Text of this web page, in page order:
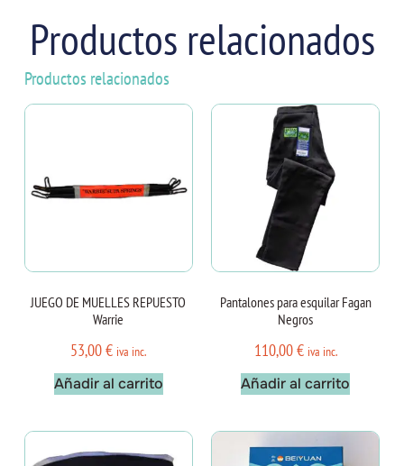
Productos relacionados
Productos relacionados
JUEGO DE MUELLES REPUESTO
Warrie
53,00€ iva inc.
Añadir al carrito
Pantalones para esquilar Fagan
Negros
110,00€ iva inc.
Añadir al carrito